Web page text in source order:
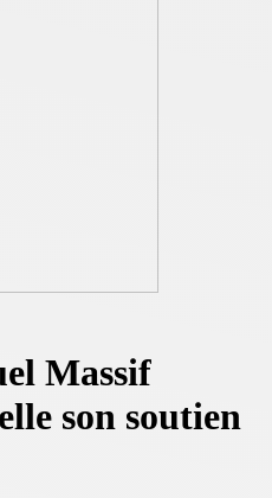
Massif
son soutien